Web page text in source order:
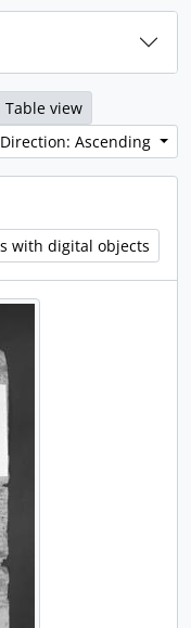
Table view
Direction: Ascending
with digital objects